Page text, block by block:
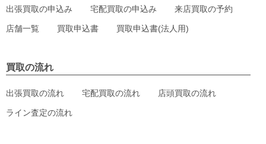
出張買取の申込み 宅配買取の申込み 来店買取の予約
店舗一覧 買取申込書 買取申込書(法人用)
買取の流れ
出張買取の流れ 宅配買取の流れ 店頭買取の流れ
ライン査定の流れ